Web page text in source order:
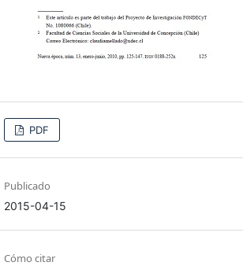
PDF
Publicado
2015-04-15
Cómo citar